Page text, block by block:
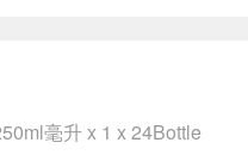
毫升 x 1 x 24Bottle